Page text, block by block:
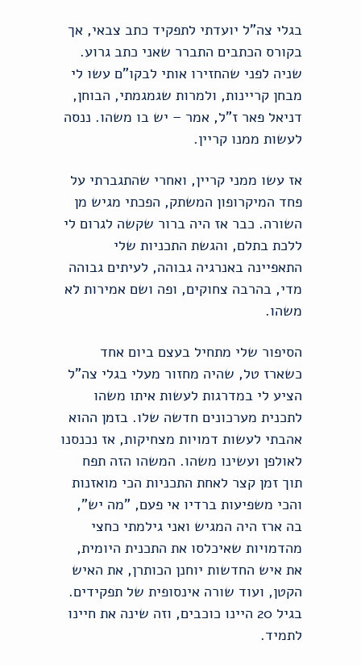
בגלי צה"ל יועדתי לתפקיד כתב צבאי, אך
בקורס הכתבים התברר שאני כתב גרוע.
שניה לפני שהחזירו אותי לבקו"ם עשו לי
מבחן קריינות, ולמרות שגמגמתי, הבוחן,
דניאל פאר ז"ל, אמר – יש בו משהו. ננסה
לעשות ממנו קריין.
אז עשו ממני קריין, ואחרי שהתגברתי על
פחד המיקרופון המשתק, הפכתי מגיש מן
השורה. כבר אז היה ברור שקשה לגרום לי
ללכת בתלם, והגשת התכניות שלי
התאפיינה באנרגיה גבוהה, לעיתים גבוהה
מדי, בהרבה צחוקים, ופה ושם אמירות לא
משהו.
הסיפור שלי מתחיל בעצם ביום אחד
כשארז טל, שהיה מחזור מעלי בגלי צה"ל
הציע לי במדרגות לעשות איתו משהו
לתכנית מערכונים חדשה שלו. בזמן ההוא
אהבתי לעשות דמויות מצחיקות, אז נכנסנו
לאולפן ועשינו משהו. המשהו הזה תפח
תוך זמן קצר לאחת התכניות הכי מואזנות
והכי משפיעות ברדיו אי פעם, "מה יש",
בה ארז היה המגיש ואני גילמתי כחצי
מהדמויות שאיכלסו את התכנית היומית,
את איש החדשות יוחנן הכותרן, את האיש
הקטן, ועוד שורה אינסופית של תפקידים.
בגיל 20 היינו כוכבים, וזה שינה את חיינו
לתמיד.